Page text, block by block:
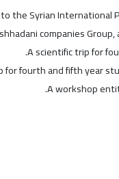
the Syrian International
companies
A scientific trip for
for fourth and fifth year
A workshop